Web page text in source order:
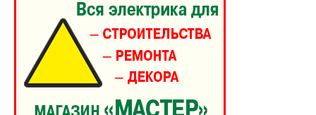
ПОДПИСАТЬСЯ